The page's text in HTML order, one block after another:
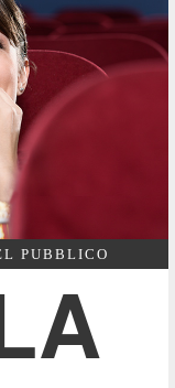
PUBBLICO